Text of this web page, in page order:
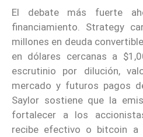
El debate más fuerte
financiamiento. Strategy
millones en deuda
en dólares cercanas a
escrutinio por dilución,
mercado y futuros pagos
Saylor sostiene que la
fortalecer a los
recibe efectivo o bitcoin a